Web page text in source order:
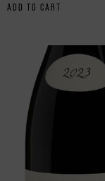
ADD TO CART